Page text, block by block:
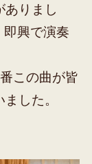
ありまし
興で演奏
この曲が皆
した。